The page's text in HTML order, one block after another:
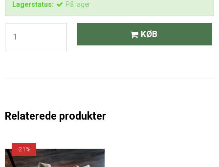
Lagerstatus: På lager
KØB
Relaterede produkter
-21%